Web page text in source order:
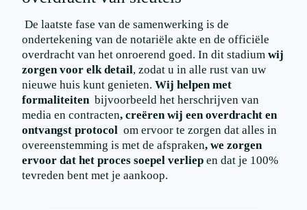
De laatste fase van de samenwerking is de
ondertekening van de notariële akte en de officiële
overdracht van het onroerend goed. In dit stadium wij
zorgen voor elk detail, zodat u in alle rust van uw
nieuwe huis kunt genieten. Wij helpen met
formaliteiten bijvoorbeeld het herschrijven van
media en contracten, creëren wij een overdracht en
ontvangst protocol om ervoor te zorgen dat alles in
overeenstemming is met de afspraken, we zorgen
ervoor dat het proces soepel verliep en dat je 100%
tevreden bent met je aankoop.